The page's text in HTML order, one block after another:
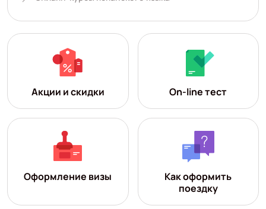
Акции и скидки On-line тест
Оформление визы
Как оформить
поездку